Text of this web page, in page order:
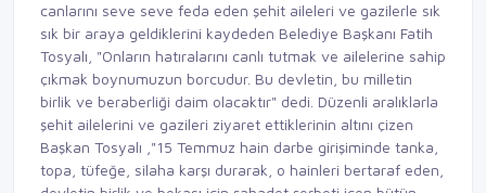
canlarını seve seve feda eden şehit aileleri ve gazilerle sık
sık bir araya geldiklerini kaydeden Belediye Başkanı Fatih
Tosyalı, "Onların hatıralarını canlı tutmak ve ailelerine sahip
çıkmak boynumuzun borcudur. Bu devletin, bu milletin
birlik ve beraberliği daim olacaktır" dedi. Düzenli aralıklarla
şehit ailelerini ve gazileri ziyaret ettiklerinin altını çizen
Başkan Tosyalı ,"15 Temmuz hain darbe girişiminde tanka,
topa, tüfeğe, silaha karşı durarak, o hainleri bertaraf eden,